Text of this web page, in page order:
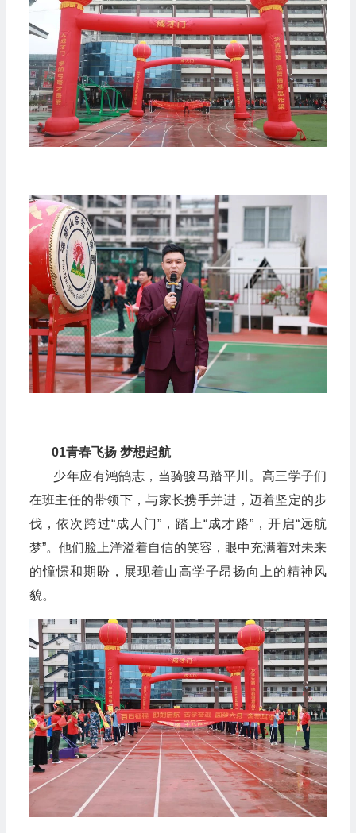
01青春飞扬 梦想起航
少年应有鸿鹄志，当骑骏马踏平川。高三学子们
在班主任的带领下，与家长携手并进，迈着坚定的步
伐，依次跨过“成人门”，踏上“成才路”，开启“远航
梦”。他们脸上洋溢着自信的笑容，眼中充满着对未来
的憧憬和期盼，展现着山高学子昂扬向上的精神风
貌。